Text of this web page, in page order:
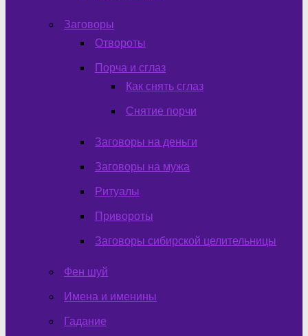
Заговоры
Отвороты
Порча и сглаз
Как снять сглаз
Снятие порчи
Заговоры на деньги
Заговоры на мужа
Ритуалы
Привороты
Заговоры сибирской целительницы
Фен шуй
Имена и именины
Гадание